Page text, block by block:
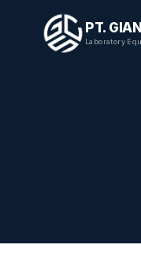
PT.
Laboratory